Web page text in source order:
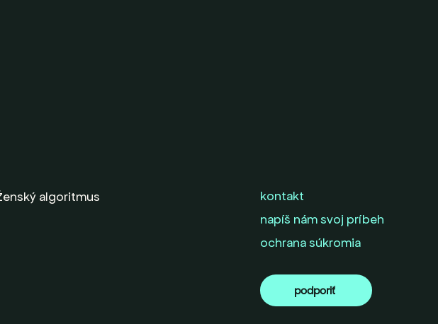
algoritmus
kontakt
napíš nám svoj príbeh
ochrana súkromia
podporiť